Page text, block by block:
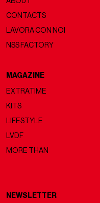
CONTACTS
LAVORA CON NOI
NSS FACTORY
MAGAZINE
EXTRATIME
KITS
LIFESTYLE
LVDF
MORE THAN
NEWSLETTER